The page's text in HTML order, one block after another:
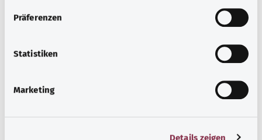
Präferenzen
Statistiken
Marketing
Details zeigen
Для хорошей осведомленности